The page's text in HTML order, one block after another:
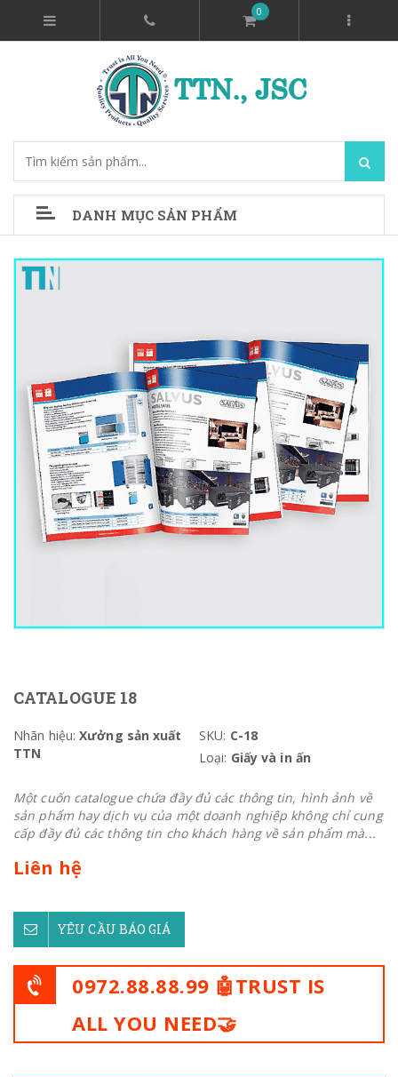
0
DANH MỤC SẢN PHẨM
CATALOGUE 18
Nhãn hiệu: Xưởng sản xuất
TTN
SKU: C-18
Loại: Giấy và in ấn
Một cuốn catalogue chứa đầy đủ các thông tin, hình ảnh về
sản phẩm hay dịch vụ của một doanh nghiệp không chỉ cung
cấp đầy đủ các thông tin cho khách hàng về sản phẩm mà...
Liên hệ
YÊU CẦU BÁO GIÁ
0972.88.88.99 🤖TRUST IS
ALL YOU NEED🤝